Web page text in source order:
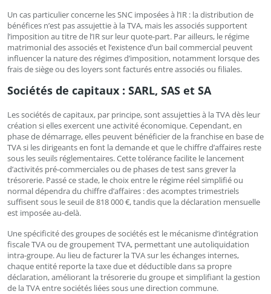
Un cas particulier concerne les SNC imposées à l’IR : la distribution de
bénéfices n’est pas assujettie à la TVA, mais les associés supportent
l’imposition au titre de l’IR sur leur quote-part. Par ailleurs, le régime
matrimonial des associés et l’existence d’un bail commercial peuvent
influencer la nature des régimes d’imposition, notamment lorsque des
frais de siège ou des loyers sont facturés entre associés ou filiales.
Sociétés de capitaux : SARL, SAS et SA
Les sociétés de capitaux, par principe, sont assujetties à la TVA dès leur
création si elles exercent une activité économique. Cependant, en
phase de démarrage, elles peuvent bénéficier de la franchise en base de
TVA si les dirigeants en font la demande et que le chiffre d’affaires reste
sous les seuils réglementaires. Cette tolérance facilite le lancement
d’activités pré-commerciales ou de phases de test sans grever la
trésorerie. Passé ce stade, le choix entre le régime réel simplifié ou
normal dépendra du chiffre d’affaires : des acomptes trimestriels
suffisent sous le seuil de 818 000 €, tandis que la déclaration mensuelle
est imposée au-delà.
Une spécificité des groupes de sociétés est le mécanisme d’intégration
fiscale TVA ou de groupement TVA, permettant une autoliquidation
intra-groupe. Au lieu de facturer la TVA sur les échanges internes,
chaque entité reporte la taxe due et déductible dans sa propre
déclaration, améliorant la trésorerie du groupe et simplifiant la gestion
de la TVA entre sociétés liées sous une direction commune.